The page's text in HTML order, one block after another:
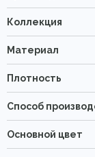
Коллекция
Материал
Плотность
Способ
Основной цвет